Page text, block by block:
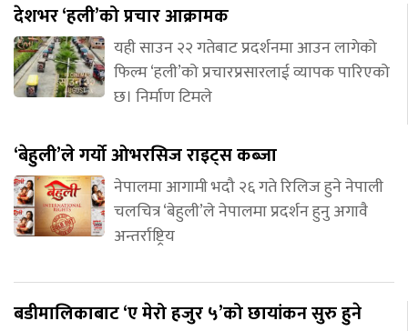
देशभर ‘हली’को प्रचार आक्रामक
यही साउन २२ गतेबाट प्रदर्शनमा आउन लागेको
फिल्म ‘हली’को प्रचारप्रसारलाई व्यापक पारिएको
छ। निर्माण टिमले
‘बेहुली’ले गर्यो ओभरसिज राइट्स कब्जा
नेपालमा आगामी भदौ २६ गते रिलिज हुने नेपाली
चलचित्र ‘बेहुली’ले नेपालमा प्रदर्शन हुनु अगावै
अन्तर्राष्ट्रिय
बडीमालिकाबाट ‘ए मेरो हजुर ५’को छायांकन सुरु हुने